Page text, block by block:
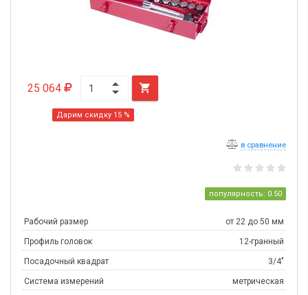
25 064 
Дарим скидку 15 %
в сравнение
популярность: 0.50
Рабочий размер от 22 до 50 мм
Профиль головок 12-гранный
Посадочный квадрат 3/4"
Система измерений метрическая